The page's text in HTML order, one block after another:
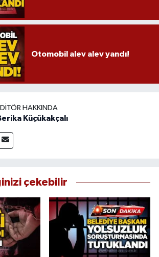
Otomobil alev alev yandı!
HAKKINDA
Küçükakçalı
çekebilir